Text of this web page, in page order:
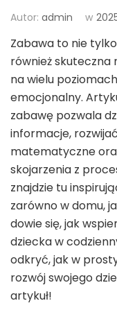
Autor: admin w
Zabawa to nie
również skuteczna
na wielu
emocjonalny.
zabawę pozwala
informacje,
matematyczne
skojarzenia z
znajdzie tu
zarówno w domu,
dowie się, jak
dziecka w
odkryć, jak w
rozwój swojego
artykuł!